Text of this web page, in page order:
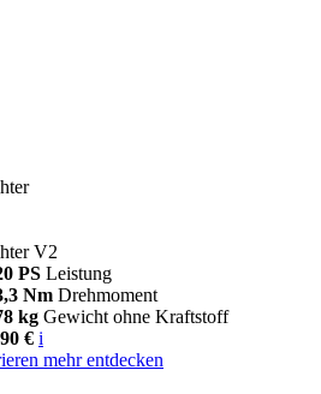
V2
PS Leistung
Nm Drehmoment
kg Gewicht ohne Kraftstoff
€ i
mehr entdecken